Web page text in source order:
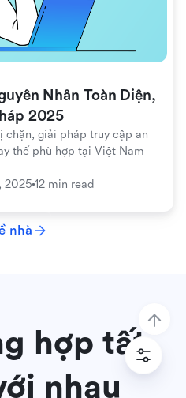
Nhân Toàn Diện,
2025
chặn, giải pháp truy cập an
thế phù hợp tại Việt Nam
2025 12 min read
nhà
hợp tất
nhau